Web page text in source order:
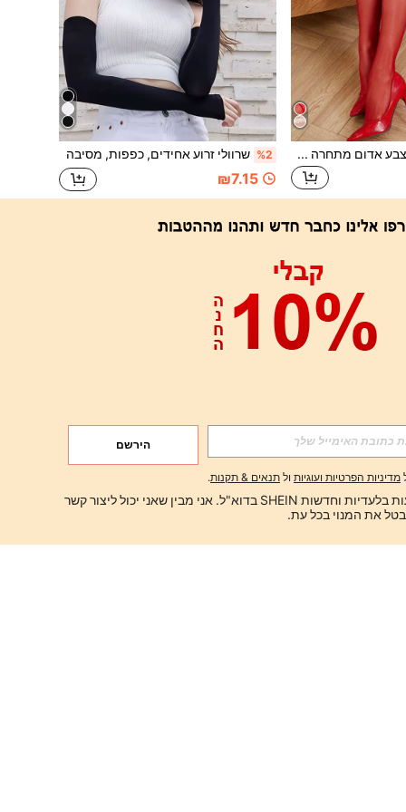
גרביים מעל הברך בצבע אדום מתחרה בצבע ניגוד לנשים, מתאימות לשילוב עם חצאיות מיני %2 שרוולי זרוע אחידים, כפפות, מסיבה
₪7.15
הירשם
מדיניות הפרטיות ועוגיות ול תנאים & תקנות.
ברצוני לקבל הצעות בלעדיות וחדשות SHEIN בדוא"ל. אני מבין שאני יכול ליצור קשר